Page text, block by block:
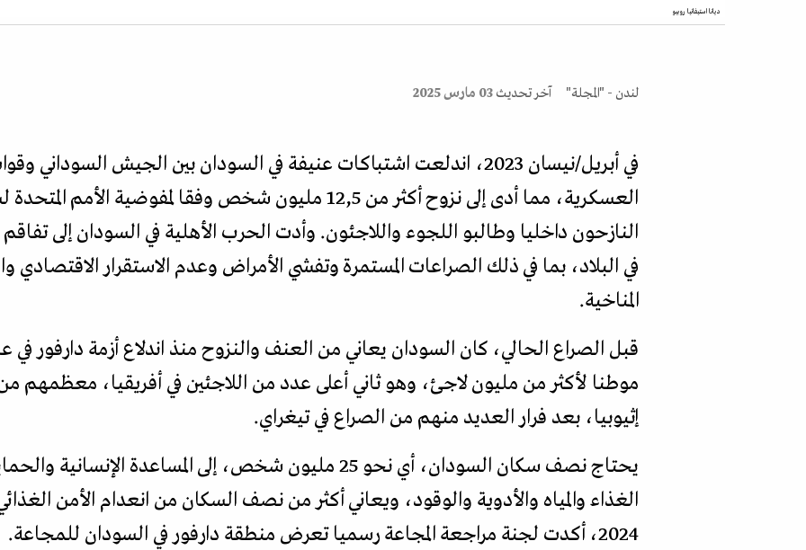
ديانا استيفانيا روبيو
لندن - "المجلة" آخر تحديث 03 مارس 2025
في أبريل/نيسان 2023، اندلعت اشتباكات عنيفة في السودان بين الجيش
العسكرية، مما أدى إلى نزوح أكثر من 12,5 مليون شخص وفقا
النازحون داخليا وطالبو اللجوء واللاجئون. وأدت الحرب الأهلية في السودان إلى
في البلاد، بما في ذلك الصراعات المستمرة وتفشي الأمراض وعدم الاستقرار الاقتصادي
المناخية.
موطنا لأكثر من مليون لاجئ، وهو ثاني أعلى عدد من اللاجئين في أفريقيا،
إثيوبيا، بعد فرار العديد منهم من الصراع في تيغراي.
يحتاج نصف سكان السودان، أي نحو 25 مليون شخص، إلى المساعدة
الغذاء والمياه والأدوية والوقود، ويعاني أكثر من نصف السكان من انعدام الأمن
2024، أكدت لجنة مراجعة المجاعة رسميا تعرض منطقة دارفور في السودان للمجاعة.